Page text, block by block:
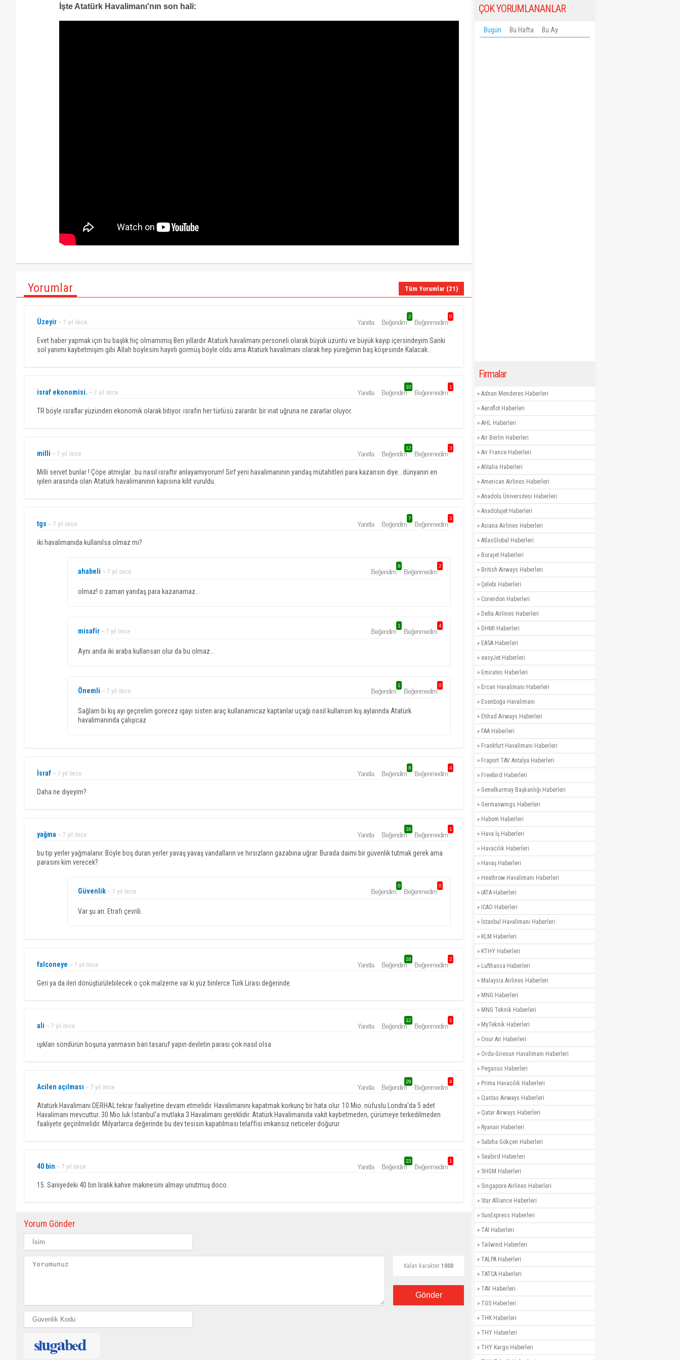
İşte Atatürk Havalimanı'nın son hali:
Yorumlar Tüm Yorumlar (21)
Üzeyir ~ 7 yıl önce Yanıtla Beğendim
2
Beğenmedim
0
Evet haber yapmak için bu başlık hiç olmamımış Ben yıllardır Atatürk havalimanı personeli olarak büyük üzüntü ve büyük kayıp içersindeyim Sanki
sol yanımı kaybetmişim gibi Allah böylesini hayırlı görmüş böyle oldu ama Atatürk havalimanı olarak hep yüreğimin baş köşesinde Kalacak..
israf ekonomisi. ~ 7 yıl önce Yanıtla Beğendim
10
Beğenmedim
1
TR böyle israflar yüzünden ekonomik olarak bitiyor. israfın her türlüsü zarardır. bir inat uğruna ne zararlar oluyor.
milli ~ 7 yıl önce Yanıtla Beğendim
12
Beğenmedim
3
Milli servet bunlar ! Çöpe atmışlar...bu nasıl israftır anlayamıyorum! Sırf yeni havalimanının yandaş mütahitleri para kazansın diye...dünyanın en
iyileri arasında olan Atatürk havalimanının kapısına kilit vuruldu.
tgs ~ 7 yıl önce Yanıtla Beğendim
7
Beğenmedim
3
iki havalimanıda kullanılsa olmaz mı?
ahabeli ~ 7 yıl önce Beğendim
8
Beğenmedim
2
olmaz! o zaman yandaş para kazanamaz...
misafir ~ 7 yıl önce Beğendim
1
Beğenmedim
4
Aynı anda iki araba kullansan olur da bu olmaz...
Önemli ~ 7 yıl önce Beğendim
1
Beğenmedim
0
Sağlam bi kış ayı geçirelim gorecez igayı sisten araç kullanamicaz kaptanlar uçağı nasıl kullansın kış aylarında Atatürk
havalimanında çalışıcaz
İsraf ~ 7 yıl önce Yanıtla Beğendim
8
Beğenmedim
4
Daha ne diyeyim?
yağma ~ 7 yıl önce Yanıtla Beğendim
16
Beğenmedim
1
bu tip yerler yağmalanır. Böyle boş duran yerler yavaş yavaş vandalların ve hırsızların gazabına uğrar. Burada daimi bir güvenlik tutmak gerek ama
parasını kim verecek?
Güvenlik ~ 7 yıl önce Beğendim
0
Beğenmedim
0
Var şu an. Etrafı çevrili.
falconeye ~ 7 yıl önce Yanıtla Beğendim
16
Beğenmedim
2
Geri ya da ileri dönüştürülebilecek o çok malzeme var ki yüz binlerce Türk Lirası değerinde.
ali ~ 7 yıl önce Yanıtla Beğendim
12
Beğenmedim
1
ışıkları söndürün boşuna yanmasın bari tasaruf yapın devletin parası çok nasıl olsa
Acilen açılması ~ 7 yıl önce Yanıtla Beğendim
29
Beğenmedim
4
Atatürk Havalimanı DERHAL tekrar faaliyetine devam etmelidir. Havalimanını kapatmak korkunç bir hata olur. 10 Mio. nüfuslu Londra'da 5 adet
Havalimanı mevcuttur. 30 Mio.luk İstanbul'a mutlaka 3 Havalimanı gereklidir. Atatürk Havalimanıda vakit kaybetmeden, çürümeye terkedilmeden
faaliyete geçirilmelidir. Milyarlarca değerinde bu dev tesisin kapatılması telaffisi imkansız neticeler doğurur.
40 bin ~ 7 yıl önce Yanıtla Beğendim
23
Beğenmedim
1
15. Saniyedeki 40 bin liralık kahve makinesini almayı unutmuş doco.
Yorum Gönder
Kalan karakter 1000
Gönder
ÇOK YORUMLANANLAR
Bugün Bu Hafta Bu Ay
Firmalar
» Adnan Menderes Haberleri
» Aeroflot Haberleri
» AHL Haberleri
» Air Berlin Haberleri
» Air France Haberleri
» Alitalia Haberleri
» American Airlines Haberleri
» Anadolu Üniversitesi Haberleri
» Anadolujet Haberleri
» Asiana Airlines Haberleri
» AtlasGlobal Haberleri
» Borajet Haberleri
» British Airways Haberleri
» Çelebi Haberleri
» Corendon Haberleri
» Delta Airlines Haberleri
» DHMİ Haberleri
» EASA Haberleri
» easyJet Haberleri
» Emirates Haberleri
» Ercan Havalimanı Haberleri
» Esenboğa Havalimanı
» Etihad Airways Haberleri
» FAA Haberleri
» Frankfurt Havalimanı Haberleri
» Fraport TAV Antalya Haberleri
» Freebird Haberleri
» Genelkurmay Başkanlığı Haberleri
» Germanwings Haberleri
» Habom Haberleri
» Hava İş Haberleri
» Havacılık Haberleri
» Havaş Haberleri
» Heathrow Havalimanı Haberleri
» IATA Haberleri
» ICAO Haberleri
» İstanbul Havalimanı Haberleri
» KLM Haberleri
» KTHY Haberleri
» Lufthansa Haberleri
» Malaysia Airlines Haberleri
» MNG Haberleri
» MNG Teknik Haberleri
» MyTeknik Haberleri
» Onur Air Haberleri
» Ordu-Giresun Havalimanı Haberleri
» Pegasus Haberleri
» Prima Havacılık Haberleri
» Qantas Airways Haberleri
» Qatar Airways Haberleri
» Ryanair Haberleri
» Sabiha Gökçen Haberleri
» Seabird Haberleri
» SHGM Haberleri
» Singapore Airlines Haberleri
» Star Alliance Haberleri
» SunExpress Haberleri
» TAI Haberleri
» Tailwind Haberleri
» TALPA Haberleri
» TATCA Haberleri
» TAV Haberleri
» TGS Haberleri
» THK Haberleri
» THY Haberleri
» THY Kargo Haberleri